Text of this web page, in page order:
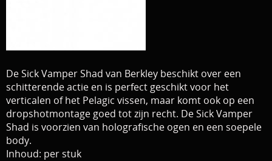
Tassen
Per leverancier
Decoratie
Kleding
TIPS, Montages and film
Meerval.shop Pro staff
You Tube kanaal
De Sick Vamper Shad van Berkley beschikt over een
schitterende actie en is perfect geschikt voor het
verticalen of het Pelagic vissen, maar komt ook op een
dropshotmontage goed tot zijn recht. De Sick Vamper
Shad is voorzien van holografische ogen en een soepele
body.
Inhoud: per stuk